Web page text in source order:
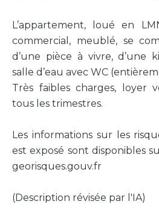
L’appartement, loué en
commercial, meublé, se
d’une pièce à vivre, d’une
salle d’eau avec WC
Très faibles charges, loyer
tous les trimestres.
Les informations sur les
est exposé sont disponibles
georisques.gouv.fr
(Description révisée par l'IA)